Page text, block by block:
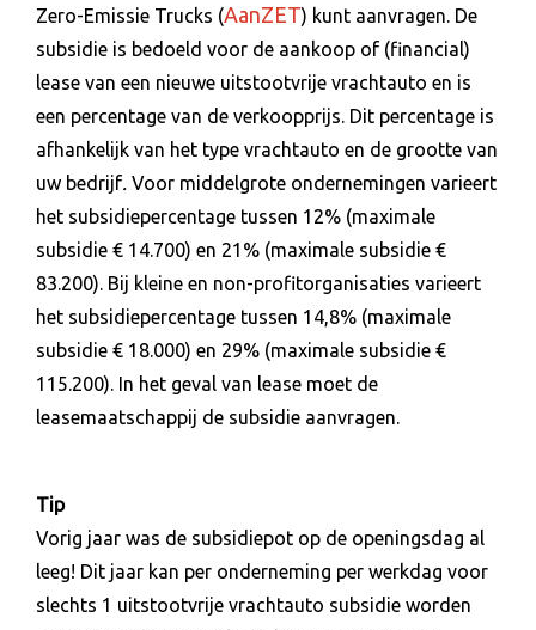
Zero-Emissie Trucks (AanZET) kunt aanvragen. De
subsidie is bedoeld voor de aankoop of (financial)
lease van een nieuwe uitstootvrije vrachtauto en is
een percentage van de verkoopprijs. Dit percentage is
afhankelijk van het type vrachtauto en de grootte van
uw bedrijf Voor middelgrote ondernemingen varieert
het subsidiepercentage tussen 12% (maximale
subsidie € 14.700) en 21% (maximale subsidie €
83.200). Bij kleine en non-profitorganisaties varieert
het subsidiepercentage tussen 14,8% (maximale
subsidie € 18.000) en 29% (maximale subsidie €
115.200). In het geval van lease moet de
leasemaatschappij de subsidie aanvragen.
Tip
Vorig jaar was de subsidiepot op de openingsdag al
leeg! Dit jaar kan per onderneming per werkdag voor
slechts 1 uitstootvrije vrachtauto subsidie worden